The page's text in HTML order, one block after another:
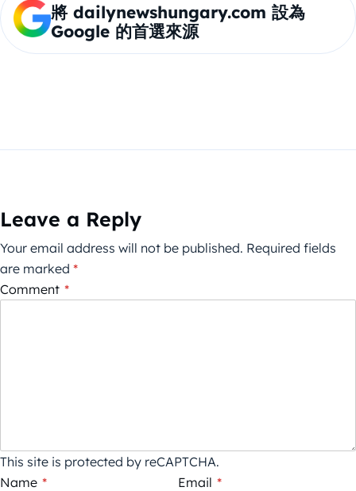
將 dailynewshungary.com 設為
Google 的首選來源
Leave a Reply
Your email address will not be published. Required fields
are marked *
Comment *
This site is protected by reCAPTCHA.
Name * Email *